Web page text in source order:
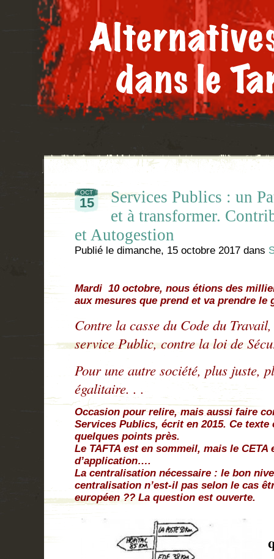
OCT
15
Services Publics : un
et à transformer.
et Autogestion
Publié le dimanche, 15 octobre 2017 dans
Mardi 10 octobre, nous étions des
aux mesures que prend et va prendre le
Contre la casse du Code du
service Public, contre la loi de
Pour une autre société, plus juste,
égalitaire. . .
Occasion pour relire, mais aussi faire
Services Publics, écrit en 2015. Ce
quelques points près.
Le TAFTA est en sommeil, mais le
d’application….
La centralisation nécessaire : le bon
centralisation n’est-il pas selon le cas
européen ?? La question est ouverte.